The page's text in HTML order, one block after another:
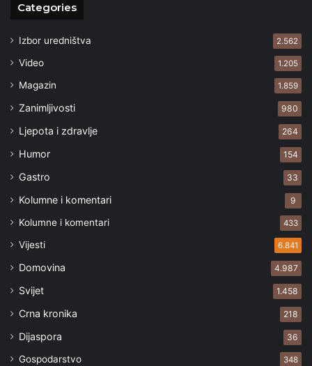
Categories
Izbor uredništva 2.562
Video 1.205
Magazin 1.859
Zanimljivosti 980
Ljepota i zdravlje 264
Humor 154
Gastro 33
Kolumne i komentari 9
Kolumne i komentari 433
Vijesti 6.841
Domovina 4.987
Svijet 1.458
Crna kronika 218
Dijaspora 36
Gospodarstvo 348